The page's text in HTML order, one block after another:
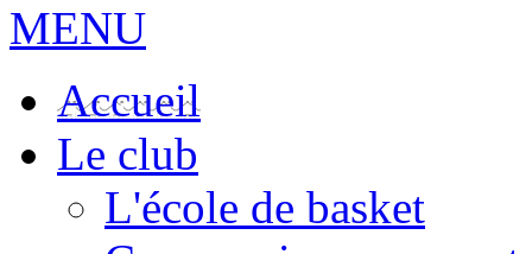
MENU
Accueil
Le club
L'école de basket